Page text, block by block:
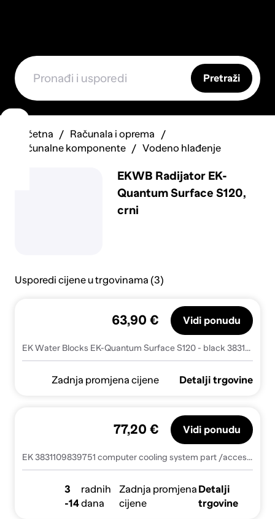
Pretraži
Početna
Računala i oprema
Računalne komponente
Vodeno hlađenje
EKWB Radijator EK-
Quantum Surface S120,
crni
Usporedi cijene u trgovinama (3)
EK Water Blocks EK-Quantum Surface S120 - black 3831109839751
63,90 € Vidi ponudu
Zadnja promjena cijene Detalji trgovine
EK 3831109839751 computer cooling system part /accessory Radiatior
77,20 € Vidi ponudu
3
-14
radnih
dana
Zadnja promjena
cijene
Detalji
trgovine